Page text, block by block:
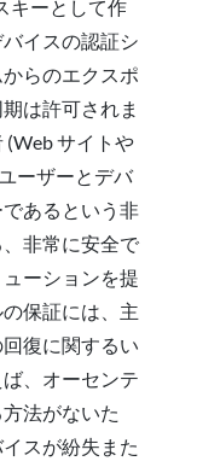
キーとして作
イスの認証シ
らのエクスポ
は許可されま
サイトや
ーザーとデバ
あるという非
非常に安全で
ーションを提
保証には、主
復に関するい
、オーセンテ
法がないた
スが紛失また